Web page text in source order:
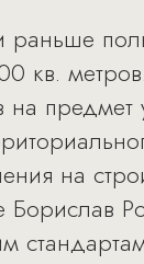
кв.
на
на